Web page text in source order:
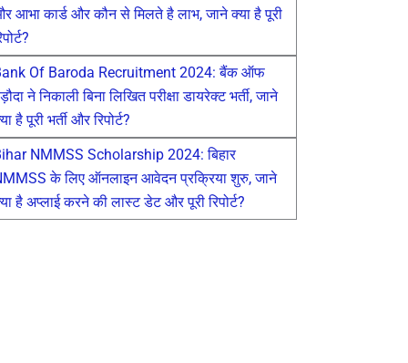
आभा कार्ड और कौन से मिलते है लाभ, जाने क्या है पूरी
Of Baroda Recruitment 2024: बैंक ऑफ
ने निकाली बिना लिखित परीक्षा डायरेक्ट भर्ती, जाने
है पूरी भर्ती और रिपोर्ट?
NMMSS Scholarship 2024: बिहार
के लिए ऑनलाइन आवेदन प्रक्रिया शुरु, जाने
है अप्लाई करने की लास्ट डेट और पूरी रिपोर्ट?